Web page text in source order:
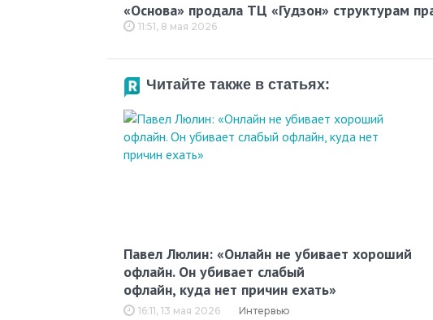
«Основа» продала ТЦ «Гудзон» структурам
11:51, 8 мая 2026
Читайте также в статьях:
Павел Люлин: «Онлайн не убивает хороший
офлайн. Он убивает слабый
офлайн, куда нет причин ехать»
16:11, 13 мая 2026 Интервью